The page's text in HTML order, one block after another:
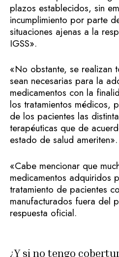
plazos establecidos, sin
incumplimiento por parte
situaciones ajenas a la
IGSS».
«No obstante, se realizan
sean necesarias para la
medicamentos con la
los tratamientos médicos,
de los pacientes las
terapéuticas que de
estado de salud ameriten».
«Cabe mencionar que
medicamentos adquiridos
tratamiento de pacientes
manufacturados fuera del
respuesta oficial.
¿Y si no tengo